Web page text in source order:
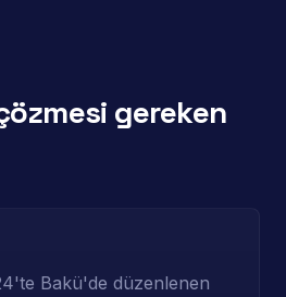
gereken
Bakü'de düzenlenen